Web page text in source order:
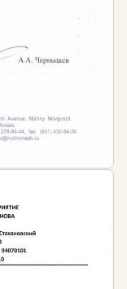
2002 года
за принятие
и
подготовку в
среды и
№ 89-
потребления»
обращению с
обязаны иметь
на право
по
Приказ